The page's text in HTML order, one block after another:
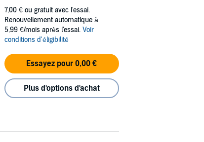
7,00 € ou gratuit avec l'essai.
Renouvellement automatique à
5,99 €/mois après l'essai. Voir
conditions d'éligibilité
Essayez pour 0,00 €
Plus d'options d'achat